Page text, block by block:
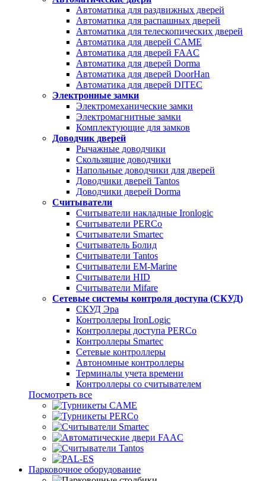
Автоматика для раздвижных дверей
Автоматика для распашных дверей
Автоматика для телескопических дверей
Автоматика для дверей CAME
Автоматика для дверей FAAC
Автоматика для дверей Dorma
Автоматика для дверей DoorHan
Автоматика для дверей DITEC
Электронные замки
Электромеханические замки
Электромагнитные замки
Комплектующие для замков
Доводчик дверей
Рычажные доводчики
Скользящие доводчики
Напольные доводчики для дверей
Доводчики дверей Tantos
Доводчики дверей Dorma
Считыватели
Считыватели накладные Ironlogic
Считыватели PERCo
Считыватели Smartec
Считыватель Болид
Считыватели Tantos
Считыватели EM-Marine
Считыватели HID
Считыватели Mifare
Сетевые системы контроля доступа (СКУД)
СКУД Эра
Контроллеры IronLogic
Контроллеры доступа PERCo
Контроллеры Smartec
Сетевые контроллеры
Автономные контроллеры
Терминалы учета времени
Контроллеры со считывателем
Посмотреть все
Парковочное оборудование